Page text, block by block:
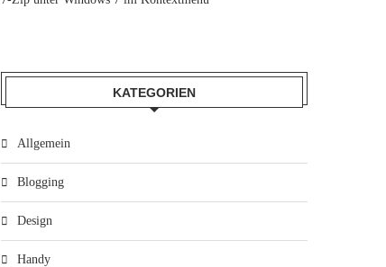
KATEGORIEN
Allgemein
Blogging
Design
Handy